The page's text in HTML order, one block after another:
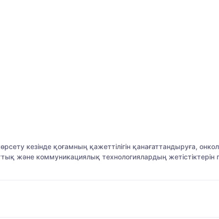
кезінде қоғамның қажеттілігін қанағаттандыруға,
және коммуникациялық технологиялардың